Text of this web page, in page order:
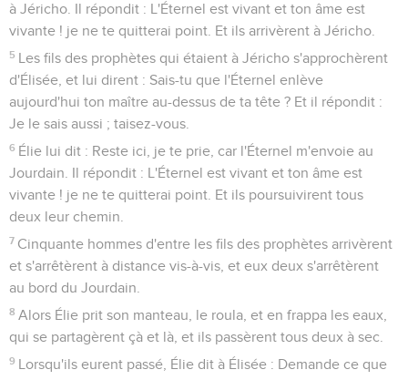
à Jéricho. Il répondit : L'Éternel est vivant et ton âme est
vivante ! je ne te quitterai point. Et ils arrivèrent à Jéricho.
5 Les fils des prophètes qui étaient à Jéricho s'approchèrent
d'Élisée, et lui dirent : Sais-tu que l'Éternel enlève
aujourd'hui ton maître au-dessus de ta tête ? Et il répondit :
Je le sais aussi ; taisez-vous.
6 Élie lui dit : Reste ici, je te prie, car l'Éternel m'envoie au
Jourdain. Il répondit : L'Éternel est vivant et ton âme est
vivante ! je ne te quitterai point. Et ils poursuivirent tous
deux leur chemin.
7 Cinquante hommes d'entre les fils des prophètes arrivèrent
et s'arrêtèrent à distance vis-à-vis, et eux deux s'arrêtèrent
au bord du Jourdain.
8 Alors Élie prit son manteau, le roula, et en frappa les eaux,
qui se partagèrent çà et là, et ils passèrent tous deux à sec.
9 Lorsqu'ils eurent passé, Élie dit à Élisée : Demande ce que